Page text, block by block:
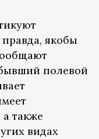
якобы
полевой
также
видах